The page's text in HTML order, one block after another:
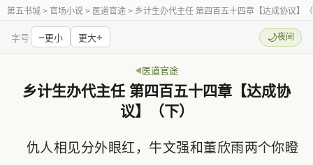
第五书城 > 官场小说 > 医道官途 > 乡计生办代主任 第四百五十四章【达成协议】
字号 −更小 更大+ 🌙夜间
医道官途
乡计生办代主任 第四百五十四章【达成协
议】（下）
仇人相见分外眼红，牛文强和董欣雨两个你瞪